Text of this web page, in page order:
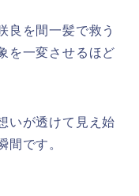
良を間一髪で救う
を一変させるほど
いが透けて見え始
間です。